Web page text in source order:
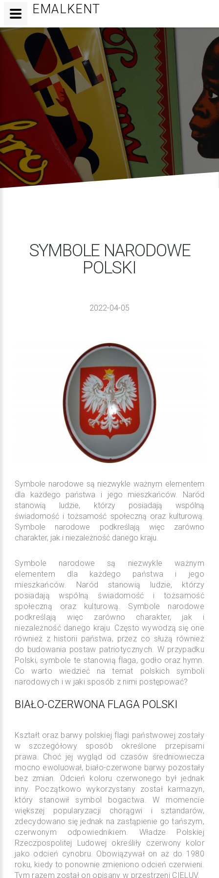
SYMBOLE NARODOWE
POLSKI
2022-04-05
Symbole narodowe są niezwykle ważnym elementem
dla każdego państwa i jego mieszkańców. Naród
stanowią ludzie, którzy posiadają wspólną
świadomość i tożsamość społeczną oraz kulturową.
Symbole narodowe podkreślają więc zarówno
charakter, jak i niezależność danego kraju.
Symbole narodowe są niezwykle ważnym
elementem dla każdego państwa i jego
mieszkańców. Naród stanowią ludzie, którzy
posiadają wspólną świadomość i tożsamość
społeczną oraz kulturową. Symbole narodowe
podkreślają więc zarówno charakter, jak i
niezależność danego kraju. Często wywodzą się one
również z historii państwa, przez co służą również
do budowania postaw patriotycznych. W przypadku
Polski, symbole te stanowią flaga, godło oraz hymn.
Co warto wiedzieć na temat polskich symboli
narodowych i w jaki sposób z nimi postępować?
BIAŁO-CZERWONA FLAGA POLSKI
Kształt oraz barwy polskiej flagi państwowej zostały
w szczegółowy sposób określone przepisami
prawa. Choć jej wygląd od czasów średniowiecza
mocno ewoluował, biało-czerwone barwy pozostały
bez zmian. Odcień koloru czerwonego był jednak
inny. Początkowo wykorzystany został karmazyn,
który stanowił symbol bogactwa. W momencie
większej popularyzacji chorągwi i sztandarów,
zdecydowano się jednak na zastąpienie go tańszym,
czerwonym odpowiednikiem. Władze Polskiej
Rzeczpospolitej Ludowej określiły czerwony kolor
jako odcień cynobru. Obowiązywał on aż do 1980
roku, kiedy to ponownie zmieniono odcień czerwieni.
Tym razem został on opisany w przestrzeni CIELUV.
EMALKENT